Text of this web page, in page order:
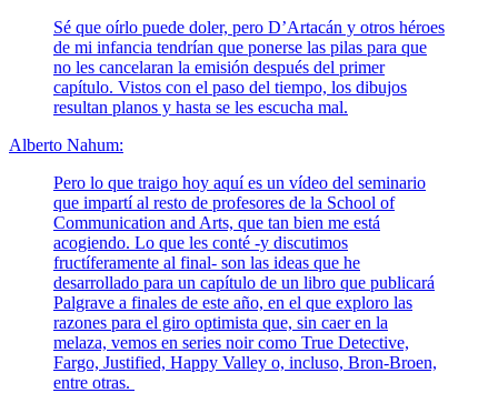
Sé que oírlo puede doler, pero D’Artacán y otros héroes
de mi infancia tendrían que ponerse las pilas para que
no les cancelaran la emisión después del primer
capítulo. Vistos con el paso del tiempo, los dibujos
resultan planos y hasta se les escucha mal.
Alberto Nahum:
Pero lo que traigo hoy aquí es un vídeo del seminario
que impartí al resto de profesores de la School of
Communication and Arts, que tan bien me está
acogiendo. Lo que les conté -y discutimos
fructíferamente al final- son las ideas que he
desarrollado para un capítulo de un libro que publicará
Palgrave a finales de este año, en el que exploro las
razones para el giro optimista que, sin caer en la
melaza, vemos en series noir como True Detective,
Fargo, Justified, Happy Valley o, incluso, Bron-Broen,
entre otras.